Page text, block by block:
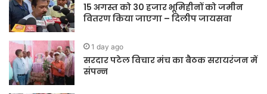
15 अगस्त को 30 हजार भूमिहीनों को जमीन
वितरण किया जाएगा – दिलीप जायसवा
1 day ago
सरदार पटेल विचार मंच का बैठक सरायरंजन में
संपन्न